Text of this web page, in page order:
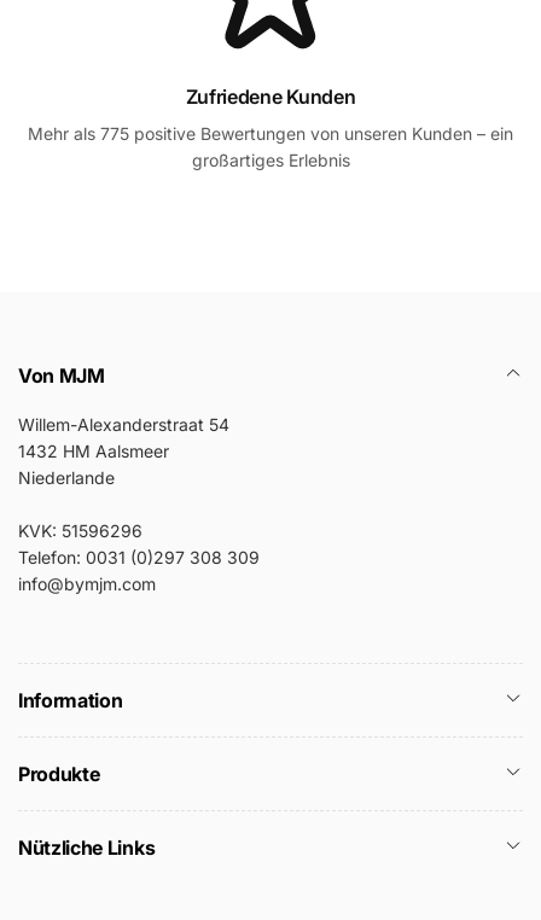
Zufriedene Kunden
Mehr als 775 positive Bewertungen von unseren Kunden – ein
großartiges Erlebnis
Von MJM
Willem-Alexanderstraat 54
1432 HM Aalsmeer
Niederlande
KVK: 51596296
Telefon: 0031 (0)297 308 309
info@bymjm.com
Information
Produkte
Nützliche Links